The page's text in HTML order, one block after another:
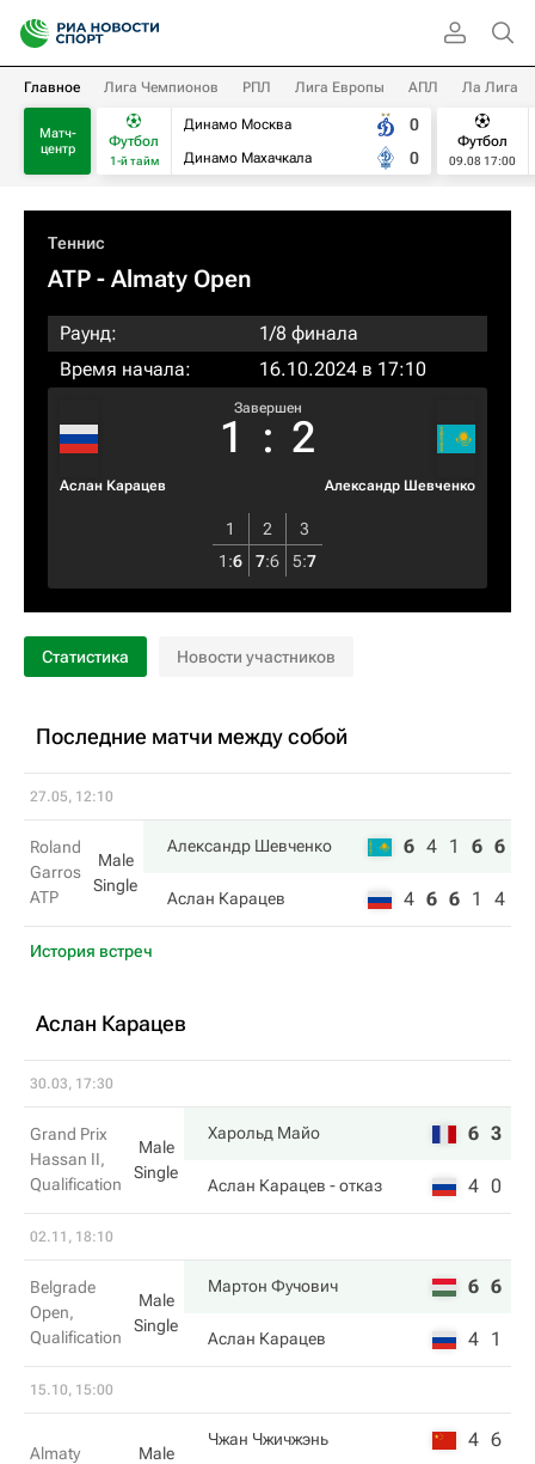
Главное Лига Чемпионов РПЛ Лига Европы АПЛ Ла Лига
Матч-
центр
Футбол
1-й тайм
Динамо Москва
Динамо Махачкала
0
0
Футбол
09.08 17:00
Теннис
ATP - Almaty Open
Раунд:
1/8 финала
Время начала:
16.10.2024 в 17:10
Аслан Карацев
Завершен
1 : 2
Александр Шевченко
1 2
3
1 :6 7:6 5:7
Статистика Новости участников
Последние матчи между собой
27.05, 12:10
Roland
Garros
ATP
Male
Single
Александр Шевченко 6 4 1 6 6
Аслан Карацев 4 6 6 1 4
История встреч
Аслан Карацев
30.03, 17:30
Grand Prix
Hassan II,
Qualification
Male
Single
Харольд Майо 6 3
Аслан Карацев - отказ 4 0
02.11, 18:10
Belgrade
Open,
Qualification
Male
Single
Мартон Фучович 6 6
Аслан Карацев 4 1
15.10, 15:00
Almaty
Male
Чжан Чжичжэнь 4 6